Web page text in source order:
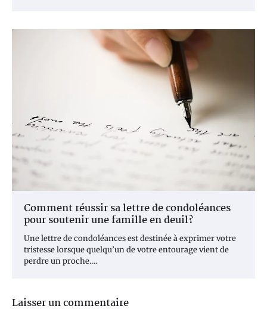
Comment réussir sa lettre de condoléances
pour soutenir une famille en deuil?
Une lettre de condoléances est destinée à exprimer votre
tristesse lorsque quelqu’un de votre entourage vient de
perdre un proche.…
Laisser un commentaire